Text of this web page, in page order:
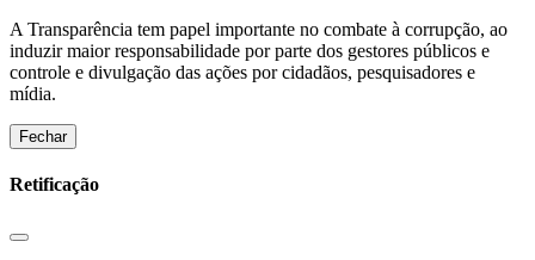
A Transparência tem papel importante no combate à corrupção, ao
induzir maior responsabilidade por parte dos gestores públicos e
controle e divulgação das ações por cidadãos, pesquisadores e
mídia.
Fechar
Retificação